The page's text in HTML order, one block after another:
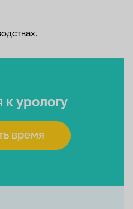
к урологу
время